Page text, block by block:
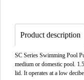
Product description
SC Series Swimming Pool
medium or domestic pool.
lid. It operates at a low